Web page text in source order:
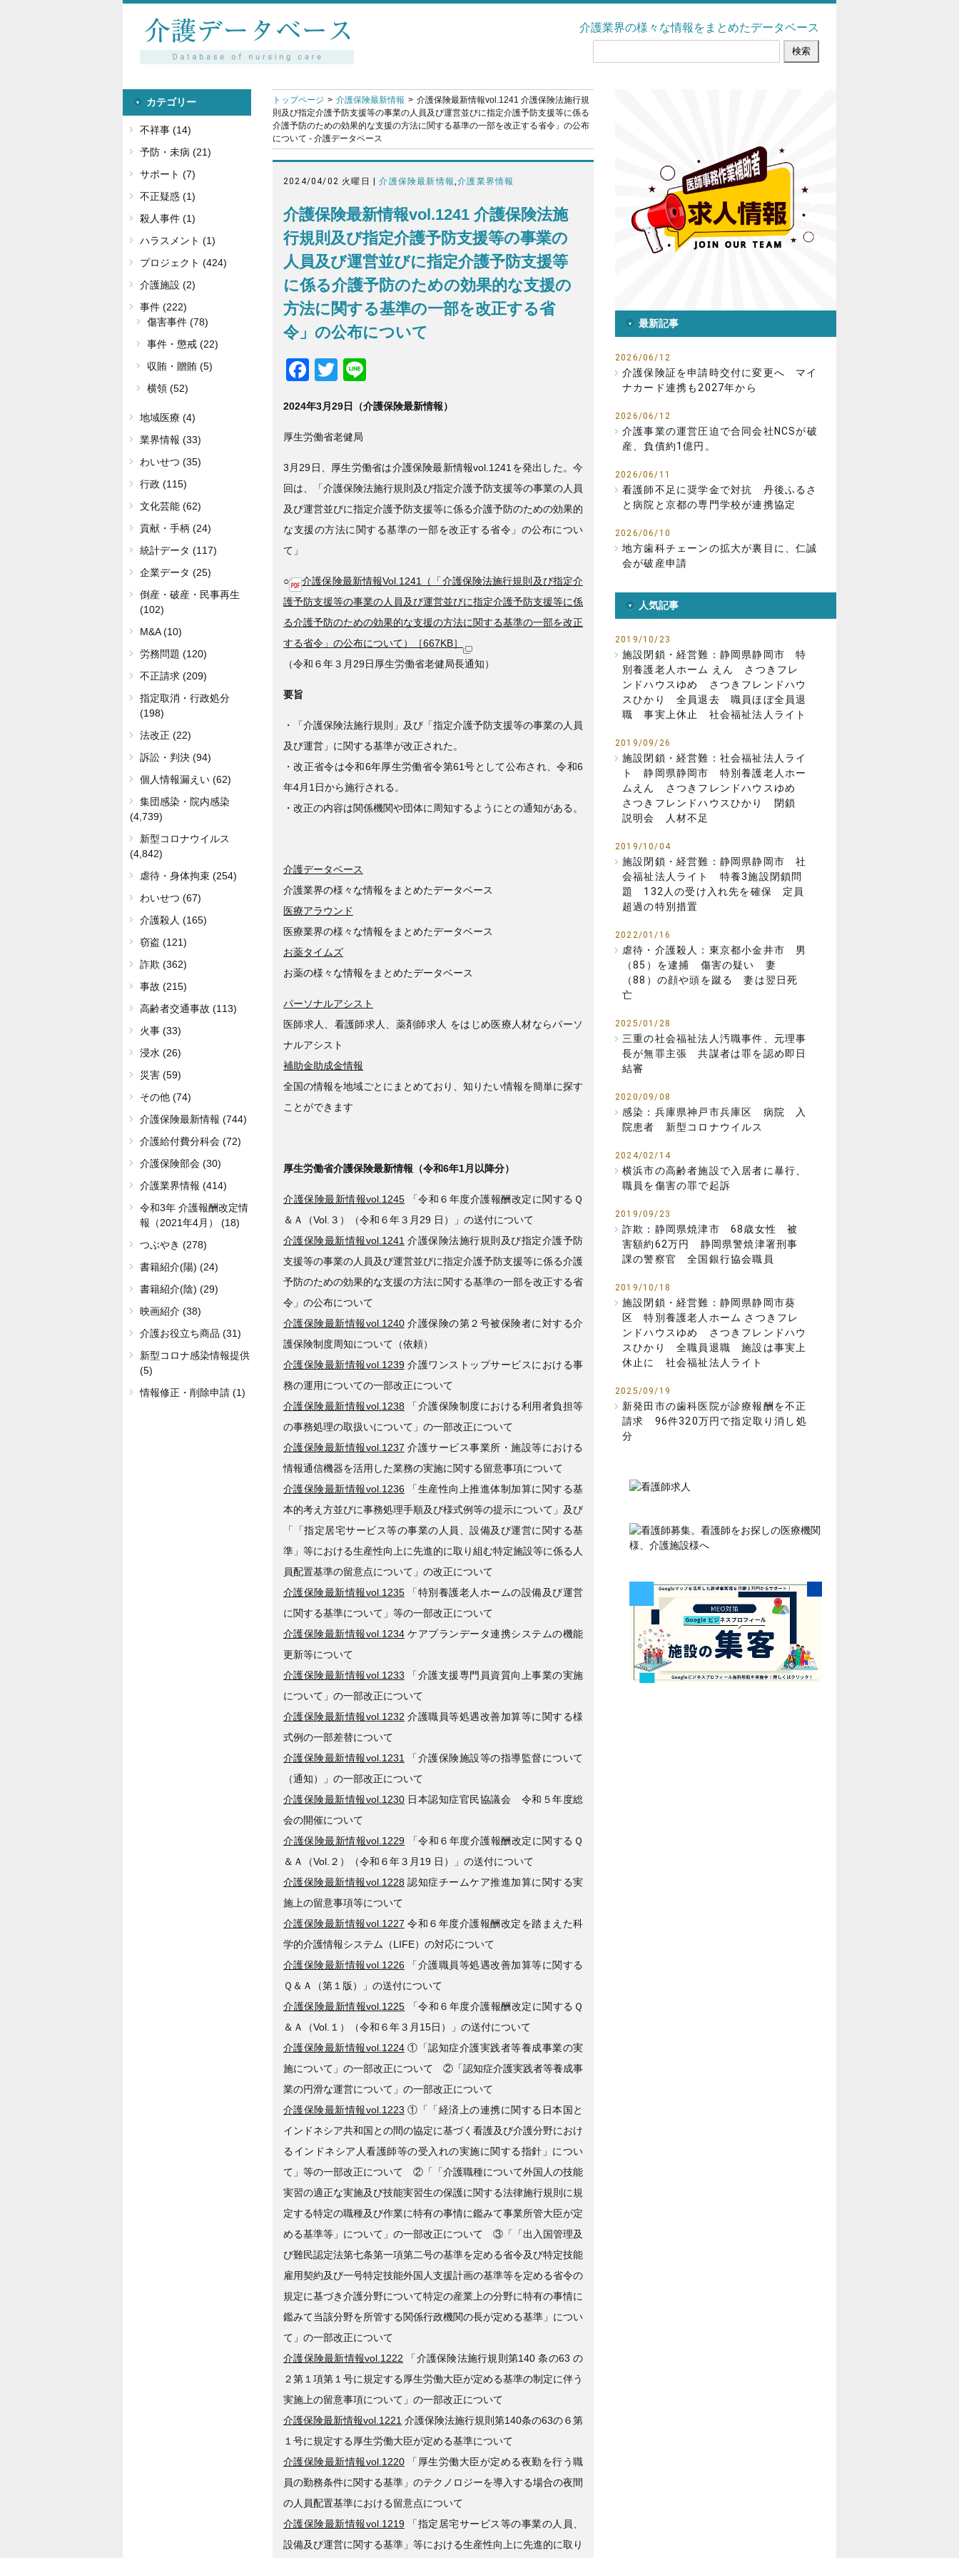
介護業界の様々な情報をまとめたデータベース
トップページ 介護保険最新情報
介護保険最新情報vol.1241 介護保険法施行規
則及び指定介護予防支援等の事業の人員及び運営並びに指定介護予防支援等に係る
介護予防のための効果的な支援の方法に関する基準の一部を改正する省令」の公布
について - 介護データベース
2024/04/02 火曜日 |介護保険最新情報,介護業界情報
介護保険最新情報vol.1241 介護保険法施
行規則及び指定介護予防支援等の事業の
人員及び運営並びに指定介護予防支援等
に係る介護予防のための効果的な支援の
方法に関する基準の一部を改正する省
令」の公布について
F
c
e
b
o
o
k
T
tt
er
e
2024年3月29日（介護保険最新情報）
厚生労働省老健局
3月29日、厚生労働省は介護保険最新情報vol.1241を発出した。今
回は、「介護保険法施行規則及び指定介護予防支援等の事業の人員
及び運営並びに指定介護予防支援等に係る介護予防のための効果的
な支援の方法に関する基準の一部を改正する省令」の公布につい
て」
○
介護保険最新情報Vol.1241（「介護保険法施行規則及び指定介
護予防支援等の事業の人員及び運営並びに指定介護予防支援等に係
る介護予防のための効果的な支援の方法に関する基準の一部を改正
する省令」の公布について）［667KB］
（令和６年３月29日厚生労働省老健局長通知）
要旨
・「介護保険法施行規則」及び「指定介護予防支援等の事業の人員
及び運営」に関する基準が改正された。
・改正省令は令和6年厚生労働省令第61号として公布され、令和6
年4月1日から施行される。
・改正の内容は関係機関や団体に周知するようにとの通知がある。
介護データベース
介護業界の様々な情報をまとめたデータベース
医療アラウンド
医療業界の様々な情報をまとめたデータベース
お薬タイムズ
お薬の様々な情報をまとめたデータベース
パーソナルアシスト
医師求人、看護師求人、薬剤師求人 をはじめ医療人材ならパーソ
ナルアシスト
補助金助成金情報
全国の情報を地域ごとにまとめており、知りたい情報を簡単に探す
ことができます
厚生労働省介護保険最新情報（令和6年1月以降分）
介護保険最新情報vol.1245 「令和６年度介護報酬改定に関するＱ
＆Ａ（Vol.３）（令和６年３月29 日）」の送付について
介護保険最新情報vol.1241 介護保険法施行規則及び指定介護予防
支援等の事業の人員及び運営並びに指定介護予防支援等に係る介護
予防のための効果的な支援の方法に関する基準の一部を改正する省
令」の公布について
介護保険最新情報vol.1240介護保険の第２号被保険者に対する介
護保険制度周知について（依頼）
介護保険最新情報vol.1239介護ワンストップサービスにおける事
務の運用についての一部改正について
介護保険最新情報vol.1238 「介護保険制度における利用者負担等
の事務処理の取扱いについて」の一部改正について
介護保険最新情報vol.1237 介護サービス事業所・施設等における
情報通信機器を活用した業務の実施に関する留意事項について
介護保険最新情報vol.1236 「生産性向上推進体制加算に関する基
本的考え方並びに事務処理手順及び様式例等の提示について」及び
「「指定居宅サービス等の事業の人員、設備及び運営に関する基
準」等における生産性向上に先進的に取り組む特定施設等に係る人
員配置基準の留意点について」の改正について
介護保険最新情報vol.1235「特別養護老人ホームの設備及び運営
に関する基準について」等の一部改正について
介護保険最新情報vol.1234ケアプランデータ連携システムの機能
更新等について
介護保険最新情報vol.1233 「介護支援専門員資質向上事業の実施
について」の一部改正について
介護保険最新情報vol.1232 介護職員等処遇改善加算等に関する様
式例の一部差替について
介護保険最新情報vol.1231
「介護保険施設等の指導監督について
（通知）」の一部改正について
介護保険最新情報vol.1230日本認知症官民協議会 令和５年度総
会の開催について
介護保険最新情報vol.1229 「令和６年度介護報酬改定に関するＱ
＆Ａ（Vol.２）（令和６年３月19 日）」の送付について
介護保険最新情報vol.1228 認知症チームケア推進加算に関する実
施上の留意事項等について
介護保険最新情報vol.1227 令和６年度介護報酬改定を踏まえた科
学的介護情報システム（LIFE）の対応について
介護保険最新情報vol.1226 「介護職員等処遇改善加算等に関する
Ｑ＆Ａ（第１版）」の送付について
介護保険最新情報vol.1225 「令和６年度介護報酬改定に関するＱ
＆Ａ（Vol.１）（令和６年３月15日）」の送付について
介護保険最新情報vol.1224①「認知症介護実践者等養成事業の実
施について」の一部改正について ②「認知症介護実践者等養成事
業の円滑な運営について」の一部改正について
介護保険最新情報vol.1223 ①「「経済上の連携に関する日本国と
インドネシア共和国との間の協定に基づく看護及び介護分野におけ
るインドネシア人看護師等の受入れの実施に関する指針」につい
て」等の一部改正について ②「「介護職種について外国人の技能
実習の適正な実施及び技能実習生の保護に関する法律施行規則に規
定する特定の職種及び作業に特有の事情に鑑みて事業所管大臣が定
める基準等」について」の一部改正について ③「「出入国管理及
び難民認定法第七条第一項第二号の基準を定める省令及び特定技能
雇用契約及び一号特定技能外国人支援計画の基準等を定める省令の
規定に基づき介護分野について特定の産業上の分野に特有の事情に
鑑みて当該分野を所管する関係行政機関の長が定める基準」につい
て」の一部改正について
介護保険最新情報vol.1222 「介護保険法施行規則第140 条の63 の
２第１項第１号に規定する厚生労働大臣が定める基準の制定に伴う
実施上の留意事項について」の一部改正について
介護保険最新情報vol.1221 介護保険法施行規則第140条の63の６第
１号に規定する厚生労働大臣が定める基準について
介護保険最新情報vol.1220「厚生労働大臣が定める夜勤を行う職
員の勤務条件に関する基準」のテクノロジーを導入する場合の夜間
の人員配置基準における留意点について
介護保険最新情報vol.1219「指定居宅サービス等の事業の人員、
設備及び運営に関する基準」等における生産性向上に先進的に取り
最新記事
2026/06/12
介護保険証を申請時交付に変更へ マイ
ナカード連携も2027年から
2026/06/12
介護事業の運営圧迫で合同会社NCSが破
産、負債約1億円。
2026/06/11
看護師不足に奨学金で対抗 丹後ふるさ
と病院と京都の専門学校が連携協定
2026/06/10
地方歯科チェーンの拡大が裏目に、仁誠
会が破産申請
人気記事
2019/10/23
施設閉鎖・経営難：静岡県静岡市 特
別養護老人ホーム えん さつきフレ
ンドハウスゆめ さつきフレンドハウ
スひかり 全員退去 職員ほぼ全員退
職 事実上休止 社会福祉法人ライト
2019/09/26
施設閉鎖・経営難：社会福祉法人ライ
ト 静岡県静岡市 特別養護老人ホー
ムえん さつきフレンドハウスゆめ
さつきフレンドハウスひかり 閉鎖
説明会 人材不足
2019/10/04
施設閉鎖・経営難：静岡県静岡市 社
会福祉法人ライト 特養3施設閉鎖問
題 132人の受け入れ先を確保 定員
超過の特別措置
2022/01/16
虐待・介護殺人：東京都小金井市 男
（85）を逮捕 傷害の疑い 妻
（88）の顔や頭を蹴る 妻は翌日死
亡
2025/01/28
三重の社会福祉法人汚職事件、元理事
長が無罪主張 共謀者は罪を認め即日
結審
2020/09/08
感染：兵庫県神戸市兵庫区 病院 入
院患者 新型コロナウイルス
2024/02/14
横浜市の高齢者施設で入居者に暴行、
職員を傷害の罪で起訴
2019/09/23
詐欺：静岡県焼津市 68歳女性 被
害額約62万円 静岡県警焼津署刑事
課の警察官 全国銀行協会職員
2019/10/18
施設閉鎖・経営難：静岡県静岡市葵
区 特別養護老人ホーム さつきフレ
ンドハウスゆめ さつきフレンドハウ
スひかり 全職員退職 施設は事実上
休止に 社会福祉法人ライト
2025/09/19
新発田市の歯科医院が診療報酬を不正
請求 96件320万円で指定取り消し処
分
カテゴリー
不祥事 (14)
予防・未病 (21)
サポート (7)
不正疑惑 (1)
殺人事件 (1)
ハラスメント (1)
プロジェクト (424)
介護施設 (2)
事件 (222)
傷害事件 (78)
事件・懲戒 (22)
収賄・贈賄 (5)
横領 (52)
地域医療 (4)
業界情報 (33)
わいせつ (35)
行政 (115)
文化芸能 (62)
貢献・手柄 (24)
統計データ (117)
企業データ (25)
倒産・破産・民事再生
(102)
M&A (10)
労務問題 (120)
不正請求 (209)
指定取消・行政処分
(198)
法改正 (22)
訴訟・判決 (94)
個人情報漏えい (62)
集団感染・院内感染
(4,739)
新型コロナウイルス
(4,842)
虐待・身体拘束 (254)
わいせつ (67)
介護殺人 (165)
窃盗 (121)
詐欺 (362)
事故 (215)
高齢者交通事故 (113)
火事 (33)
浸水 (26)
災害 (59)
その他 (74)
介護保険最新情報 (744)
介護給付費分科会 (72)
介護保険部会 (30)
介護業界情報 (414)
令和3年 介護報酬改定情
報（2021年4月） (18)
つぶやき (278)
書籍紹介(陽) (24)
書籍紹介(陰) (29)
映画紹介 (38)
介護お役立ち商品 (31)
新型コロナ感染情報提供
(5)
情報修正・削除申請 (1)